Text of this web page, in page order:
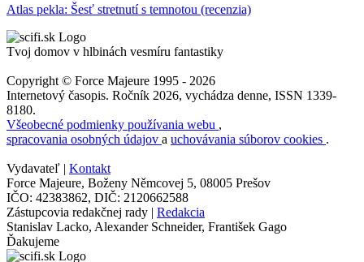
Atlas pekla: Šesť stretnutí s temnotou (recenzia)
Tvoj domov v hlbinách vesmíru fantastiky
Copyright © Force Majeure 1995 - 2026
Internetový časopis. Ročník 2026, vychádza denne, ISSN 1339-
8180.
Všeobecné podmienky používania webu ,
spracovania osobných údajov a uchovávania súborov cookies .
Vydavateľ | Kontakt
Force Majeure, Boženy Němcovej 5, 08005 Prešov
IČO: 42383862, DIČ: 2120662588
Zástupcovia redakčnej rady | Redakcia
Stanislav Lacko, Alexander Schneider, František Gago
Ďakujeme